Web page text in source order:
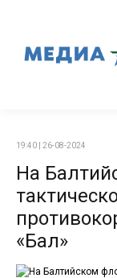
19:40 | 26-08-2024
На
«Бал»